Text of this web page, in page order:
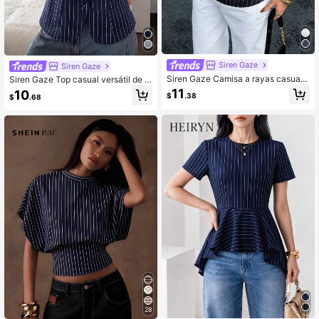
Siren Gaze
Siren Gaze Top casual versátil de u
so diario a rayas para mujer
$10.68
28
Siren Gaze
Siren Gaze Camisa a rayas casual
y versátil para uso diario de mujer
$11 .38